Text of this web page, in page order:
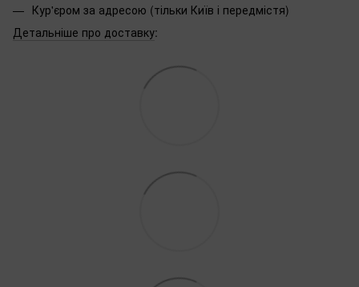
Кур'єром за адресою (тільки Київ і передмістя)
Детальніше про доставку: